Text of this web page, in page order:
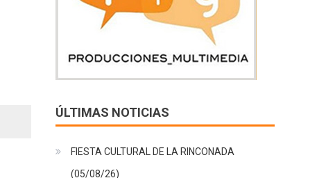
ÚLTIMAS NOTICIAS
FIESTA CULTURAL DE LA RINCONADA
(05/08/26)